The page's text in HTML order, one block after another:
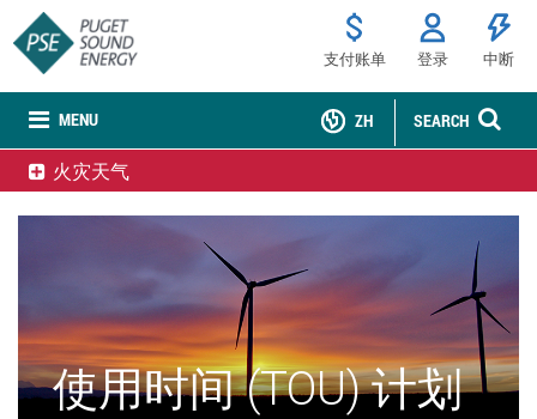
MENU
支付账单 登录 中断
SEARCH
ZH
火灾天气
使用时间 (TOU) 计划